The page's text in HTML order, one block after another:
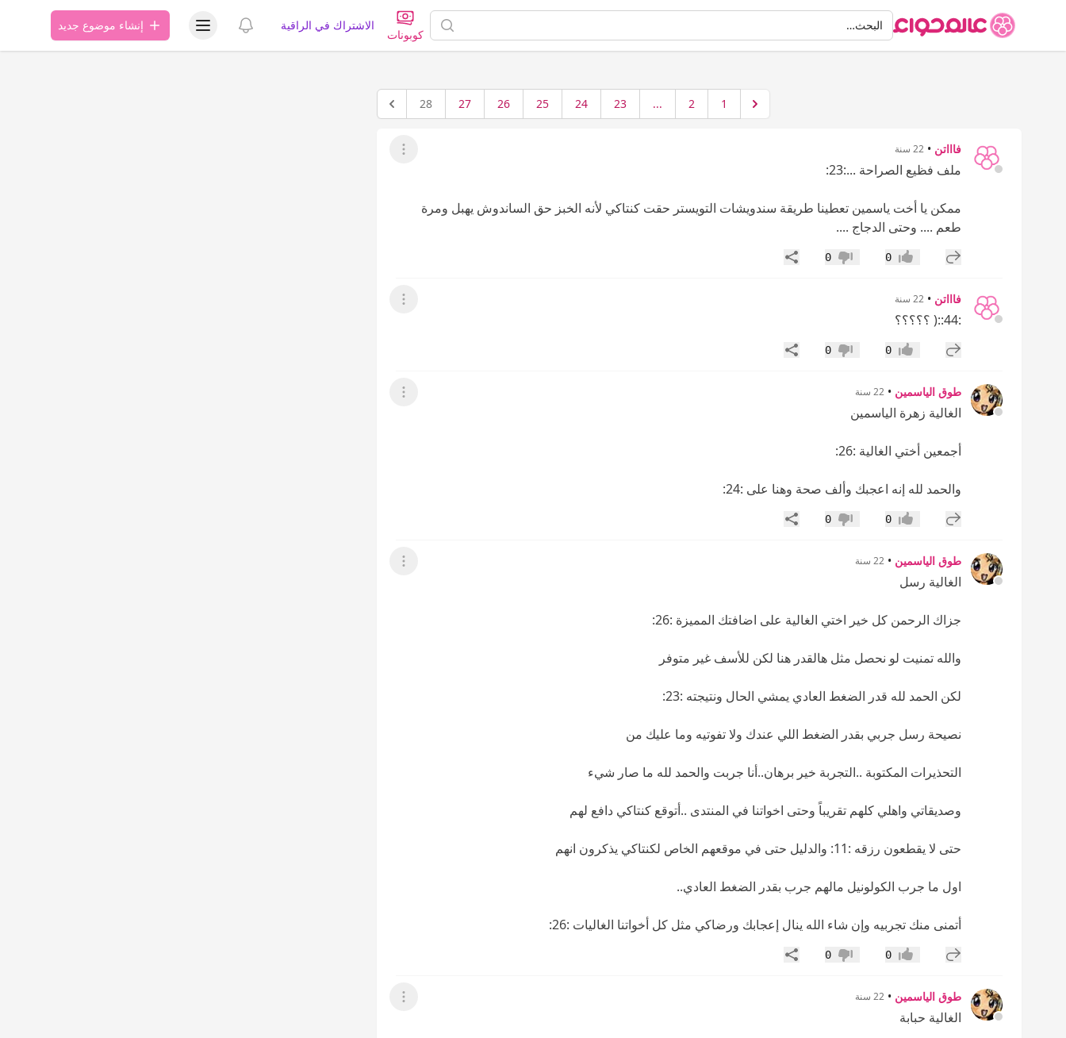
البحثالبحث…
كوبونات
الاشتراك في الراقية عرض الإشعاراتعرض قائمة المستخدمإنشاء موضوع جديد
1
2
...
23
24
25
26
27
28
فاااتن • 22 سنة عرض القائمة
ملف فظيع الصراحة ...:23:
ممكن يا أخت ياسمين تعطينا طريقة سندويشات التويستر حقت كنتاكي لأنه الخبز حق الساندوش يهبل ومرة
طعم .... وحتى الدجاج ....
إضافة رد جديد
إعجاب0 عدم إعجاب
0 مشاركة
فاااتن • 22 سنة عرض القائمة
:44::( ؟؟؟؟؟
إضافة رد جديد
إعجاب0 عدم إعجاب
0 مشاركة
طوق الياسمين • 22 سنة عرض القائمة
الغالية زهرة الياسمين
أجمعين أختي الغالية :26:
والحمد لله إنه اعجبك وألف صحة وهنا على :24:
إضافة رد جديد
إعجاب0 عدم إعجاب
0 مشاركة
طوق الياسمين • 22 سنة عرض القائمة
الغالية رسل
جزاك الرحمن كل خير اختي الغالية على اضافتك المميزة :26:
والله تمنيت لو نحصل مثل هالقدر هنا لكن للأسف غير متوفر
لكن الحمد لله قدر الضغط العادي يمشي الحال ونتيجته :23:
نصيحة رسل جربي بقدر الضغط اللي عندك ولا تفوتيه وما عليك من
التحذيرات المكتوبة ..التجربة خير برهان..أنا جربت والحمد لله ما صار شيء
وصديقاتي واهلي كلهم تقريباً وحتى اخواتنا في المنتدى ..أتوقع كنتاكي دافع لهم
حتى لا يقطعون رزقه :11: والدليل حتى في موقعهم الخاص لكنتاكي يذكرون انهم
اول ما جرب الكولونيل مالهم جرب بقدر الضغط العادي..
أتمنى منك تجربيه وإن شاء الله ينال إعجابك ورضاكي مثل كل أخواتنا الغاليات :26:
إضافة رد جديد
إعجاب0 عدم إعجاب
0 مشاركة
طوق الياسمين • 22 سنة عرض القائمة
الغالية حبابة